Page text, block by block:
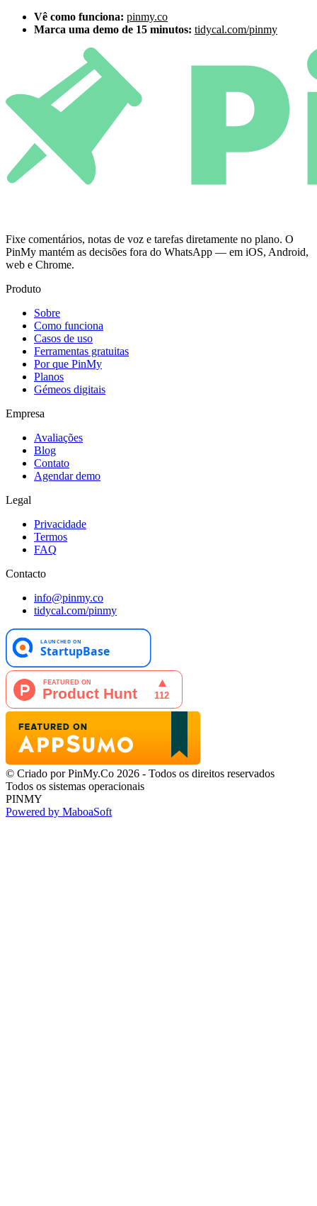
Vê como funciona: pinmy.co
Marca uma demo de 15 minutos: tidycal.com/pinmy
Fixe comentários, notas de voz e tarefas diretamente no plano. O
PinMy mantém as decisões fora do WhatsApp — em iOS, Android,
web e Chrome.
Produto
Sobre
Como funciona
Casos de uso
Ferramentas gratuitas
Por que PinMy
Planos
Gémeos digitais
Empresa
Avaliações
Blog
Contato
Agendar demo
Legal
Privacidade
Termos
FAQ
Contacto
info@pinmy.co
tidycal.com/pinmy
© Criado por PinMy.Co 2026 - Todos os direitos reservados
Todos os sistemas operacionais
PINMY
Powered by MaboaSoft